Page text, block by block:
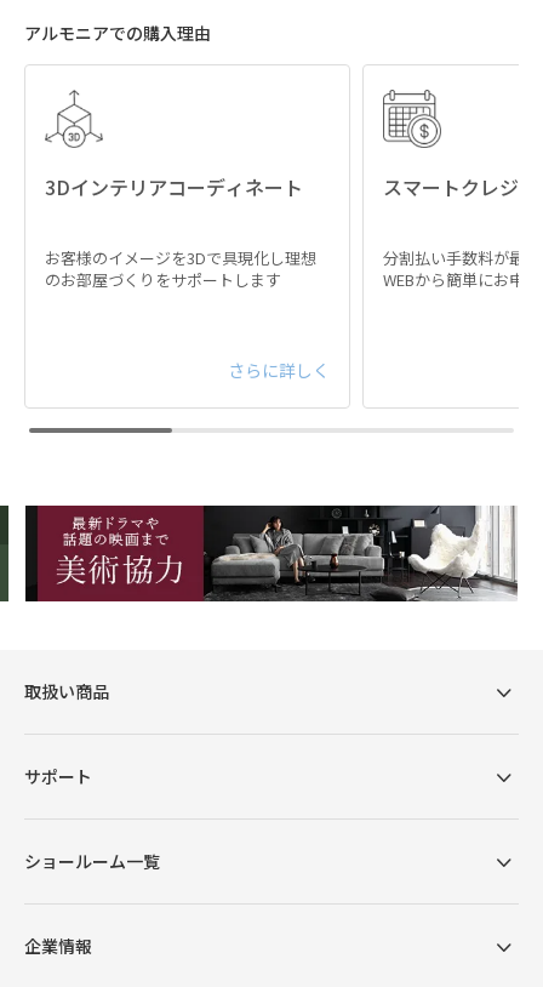
耐久性に優れた高密度
密度のMDFを使用。無垢
材と比べて軽く、反りに
安全基準F★★★★素材
リア。塗料、接着剤など
はホルムアルデヒドの発
す。
アルモニアでの購入理由
3Dインテリアコーディネート
お客様のイメージを3Dで具現化し理想
のお部屋づくりをサポートします
さらに詳しく
スマートクレジ
分割払い手数料が最
WEBから簡単にお申
取扱い商品
サポート
ショールーム一覧
企業情報